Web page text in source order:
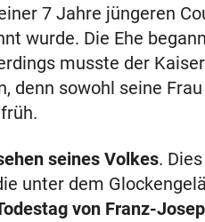
7 Jahre jüngeren
wurde. Die Ehe
musste der
denn sowohl seine
seines Volkes.
unter dem
von Franz-